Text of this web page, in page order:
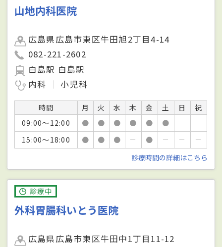
山地内科医院
広島県広島市東区牛田旭2丁目4-14
082-221-2602
白島駅 白島駅
内科
小児科
時間 月 火 水 木 金 土 日
祝
09:00～12:00
● ● ● ● ● ● －
－
15:00～18:00
● ● ● － ● － －
－
診療時間の詳細はこちら
診療中
外科胃腸科いとう医院
広島県広島市東区牛田中1丁目11-12